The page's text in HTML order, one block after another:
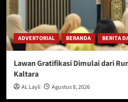
ADVERTORIAL BERANDA BERITA
Lawan Gratifikasi Dimulai dari
Kaltara
AL Layli Agustus 8, 2026